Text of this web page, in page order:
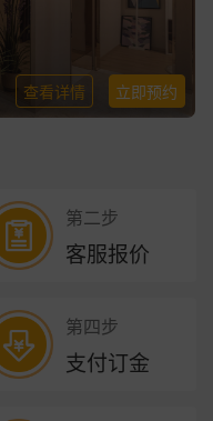
查看详情 立即预约
第二步
客服报价
第四步
支付订金